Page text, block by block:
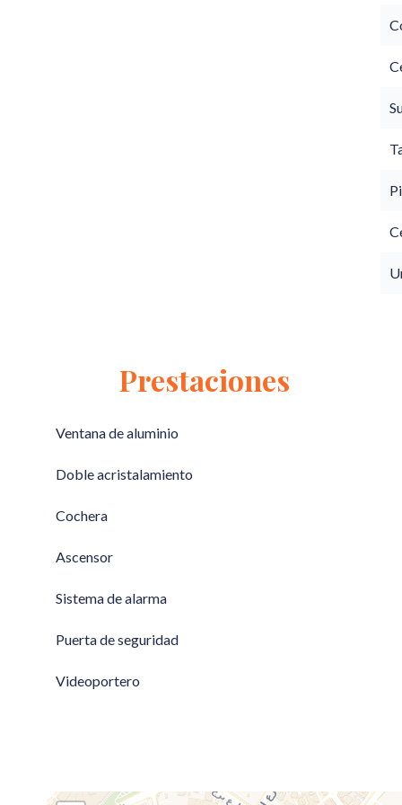
Prestaciones
Ventana de aluminio
Doble acristalamiento
Cochera
Ascensor
Sistema de alarma
Puerta de seguridad
Videoportero